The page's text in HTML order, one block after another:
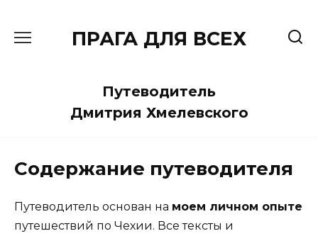
содержаниюПРАГА ДЛЯ ВСЕХ
Путеводитель
Дмитрия Хмелевского
Содержание путеводителя
Путеводитель основан на моем личном опыте
путешествий по Чехии. Все тексты и